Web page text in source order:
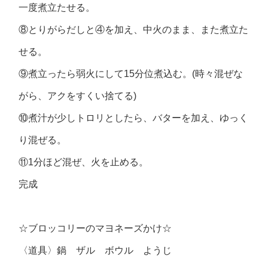
一度煮立たせる。
⑧とりがらだしと④を加え、中火のまま、また煮立た
せる。
⑨煮立ったら弱火にして15分位煮込む。(時々混ぜな
がら、アクをすくい捨てる)
⑩煮汁が少しトロリとしたら、バターを加え、ゆっく
り混ぜる。
⑪1分ほど混ぜ、火を止める。
完成
☆ブロッコリーのマヨネーズかけ☆
〈道具〉鍋 ザル ボウル ようじ